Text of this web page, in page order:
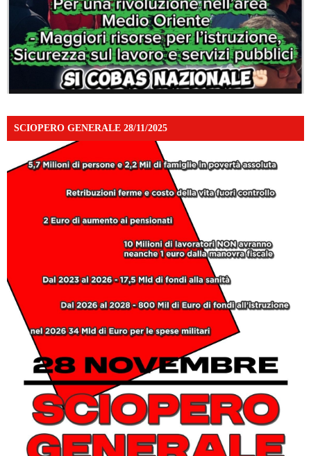
SCIOPERO GENERALE 28/11/2025